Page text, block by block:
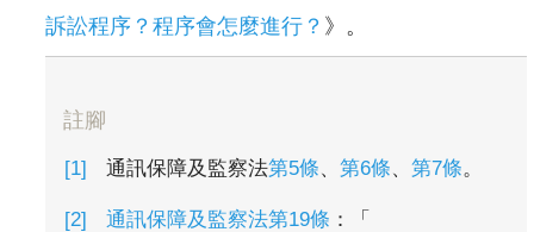
訴訟程序？程序會怎麼進行？ 》。
註腳
通訊保障及監察法第5條、 第6條、 第7條。
通訊保障及監察法第19條 ：「